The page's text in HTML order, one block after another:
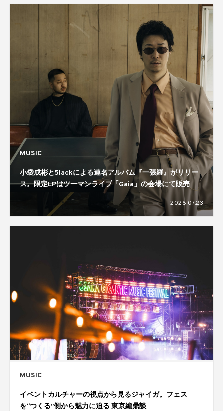
MUSIC
小袋成彬と5lackによる連名アルバム『一張羅』がリリー
ス。限定LPはツーマンライブ「Gaia」の会場にて販売
2026.07.23
MUSIC
イベントカルチャーの視点から見るジャイガ。フェス
を“つくる”側から魅力に迫る 東京編鼎談